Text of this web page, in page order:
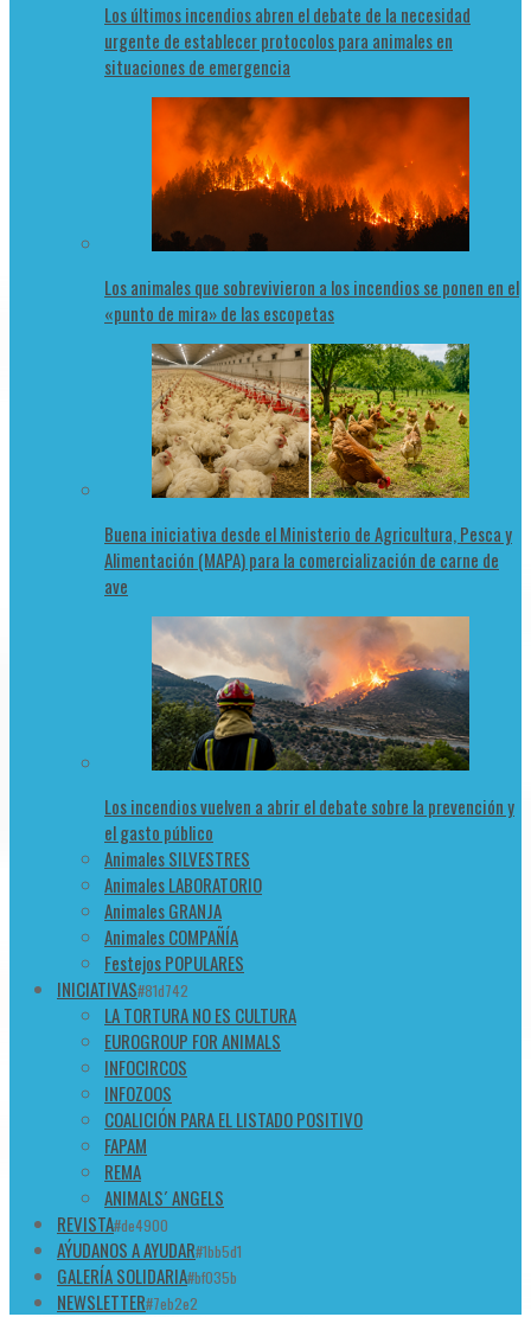
Los últimos incendios abren el debate de la necesidad
urgente de establecer protocolos para animales en
situaciones de emergencia
Los animales que sobrevivieron a los incendios se ponen en el
«punto de mira» de las escopetas
Buena iniciativa desde el Ministerio de Agricultura, Pesca y
Alimentación (MAPA) para la comercialización de carne de
ave
Los incendios vuelven a abrir el debate sobre la prevención y
el gasto público
Animales SILVESTRES
Animales LABORATORIO
Animales GRANJA
Animales COMPAÑÍA
Festejos POPULARES
INICIATIVAS#81d742
LA TORTURA NO ES CULTURA
EUROGROUP FOR ANIMALS
INFOCIRCOS
INFOZOOS
COALICIÓN PARA EL LISTADO POSITIVO
FAPAM
REMA
ANIMALS´ ANGELS
REVISTA#de4900
AÝUDANOS A AYUDAR#1bb5d1
GALERÍA SOLIDARIA#bf035b
NEWSLETTER#7eb2e2